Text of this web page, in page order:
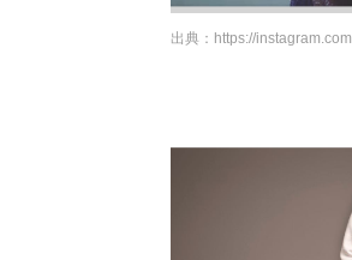
出典： https://instagram.com